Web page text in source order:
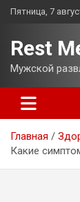
Перейти
Пятница, 7
Rest
Мужской
Главная
Какие